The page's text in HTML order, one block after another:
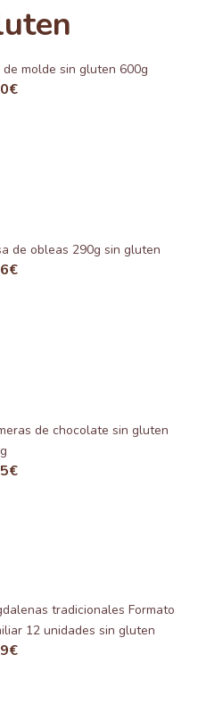
de molde sin gluten 600g
€
de obleas 290g sin gluten
€
de chocolate sin gluten
€
tradicionales Formato
12 unidades sin gluten
€